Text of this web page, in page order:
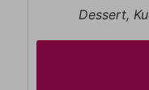
Dessert,